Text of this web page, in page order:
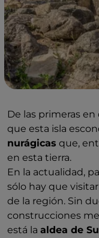
De las primeras
que esta isla
nurágicas que,
en esta tierra.
En la actualidad,
sólo hay que
de la región. Sin
construcciones
está la aldea de